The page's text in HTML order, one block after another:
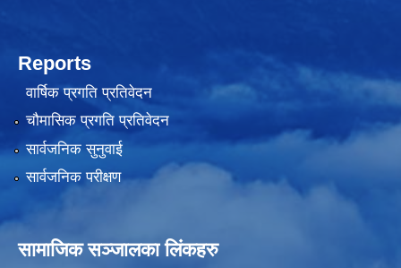
Reports
वार्षिक प्रगति प्रतिवेदन
चौमासिक प्रगति प्रतिवेदन
सार्वजनिक सुनुवाई
सार्वजनिक परीक्षण
सामाजिक सञ्जालका लिंकहरु